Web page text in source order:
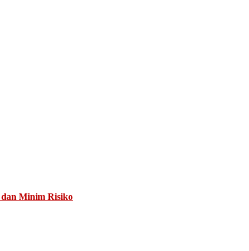
Minim Risiko